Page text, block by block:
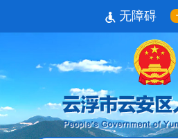
无障碍